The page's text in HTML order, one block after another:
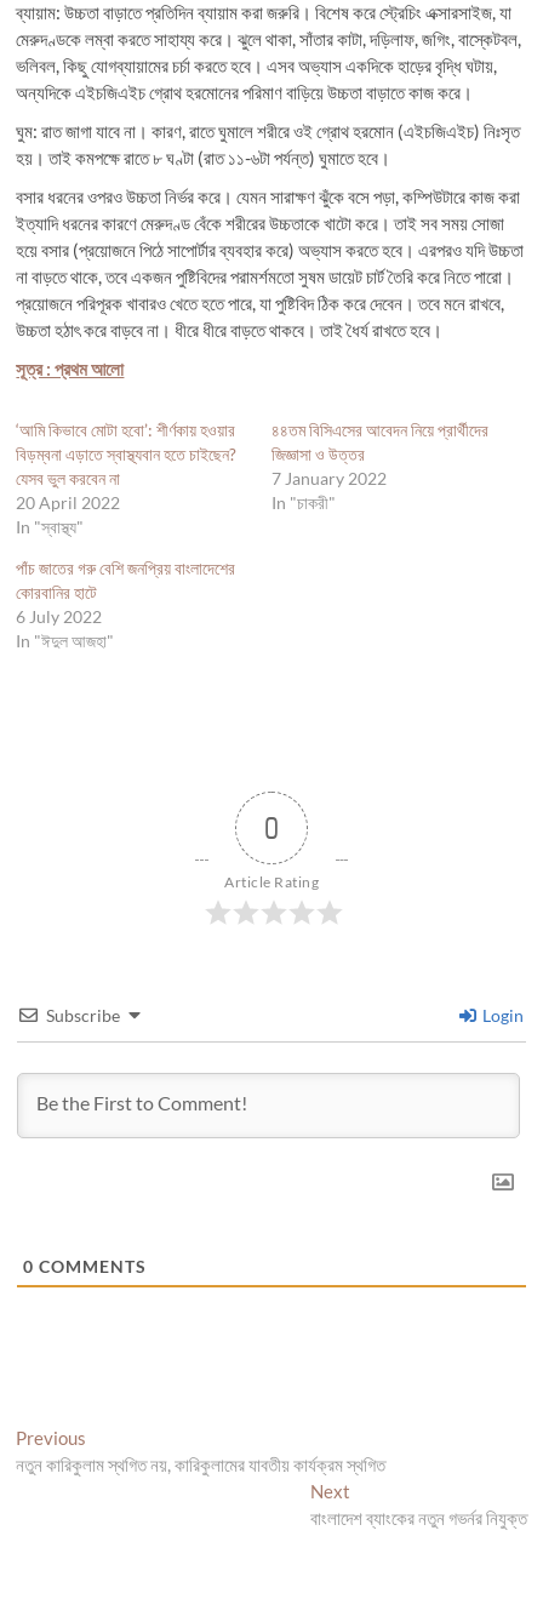
ব্যায়াম: উচ্চতা বাড়াতে প্রতিদিন ব্যায়াম করা জরুরি। বিশেষ করে স্ট্রেচিং এক্সারসাইজ, যা
মেরুদণ্ডকে লম্বা করতে সাহায্য করে। ঝুলে থাকা, সাঁতার কাটা, দড়িলাফ, জগিং, বাস্কেটবল,
ভলিবল, কিছু যোগব্যায়ামের চর্চা করতে হবে। এসব অভ্যাস একদিকে হাড়ের বৃদ্ধি ঘটায়,
অন্যদিকে এইচজিএইচ গ্রোথ হরমোনের পরিমাণ বাড়িয়ে উচ্চতা বাড়াতে কাজ করে।
ঘুম: রাত জাগা যাবে না। কারণ, রাতে ঘুমালে শরীরে ওই গ্রোথ হরমোন (এইচজিএইচ) নিঃসৃত
হয়। তাই কমপক্ষে রাতে ৮ ঘণ্টা (রাত ১১-৬টা পর্যন্ত) ঘুমাতে হবে।
বসার ধরনের ওপরও উচ্চতা নির্ভর করে। যেমন সারাক্ষণ ঝুঁকে বসে পড়া, কম্পিউটারে কাজ করা
ইত্যাদি ধরনের কারণে মেরুদণ্ড বেঁকে শরীরের উচ্চতাকে খাটো করে। তাই সব সময় সোজা
হয়ে বসার (প্রয়োজনে পিঠে সাপোর্টার ব্যবহার করে) অভ্যাস করতে হবে। এরপরও যদি উচ্চতা
না বাড়তে থাকে, তবে একজন পুষ্টিবিদের পরামর্শমতো সুষম ডায়েট চার্ট তৈরি করে নিতে পারো।
প্রয়োজনে পরিপূরক খাবারও খেতে হতে পারে, যা পুষ্টিবিদ ঠিক করে দেবেন। তবে মনে রাখবে,
উচ্চতা হঠাৎ করে বাড়বে না। ধীরে ধীরে বাড়তে থাকবে। তাই ধৈর্য রাখতে হবে।
সূত্র : প্রথম আলো
‘আমি কিভাবে মোটা হবো’: শীর্ণকায় হওয়ার
বিড়ম্বনা এড়াতে স্বাস্থ্যবান হতে চাইছেন?
যেসব ভুল করবেন না
20 April 2022
In "স্বাস্থ্য"
৪৪তম বিসিএসের আবেদন নিয়ে প্রার্থীদের
জিজ্ঞাসা ও উত্তর
7 January 2022
In "চাকরী"
পাঁচ জাতের গরু বেশি জনপ্রিয় বাংলাদেশের
কোরবানির হাটে
6 July 2022
In "ঈদুল আজহা"
0
Article Rating
Subscribe Login
0 COMMENTS
Post
navigation
Previous
post:
নতুন কারিকুলাম স্থগিত নয়, কারিকুলামের যাবতীয় কার্যক্রম স্থগিত
NextNext
post:
বাংলাদেশ ব্যাংকের নতুন গভর্নর নিযুক্ত